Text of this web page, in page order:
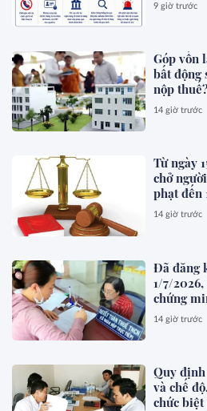
9 giờ trước
Góp vốn
bất động
nộp thuế?
14 giờ trước
Từ ngày
chở
phạt đến
14 giờ trước
Đã đăng
1/7/
chứng
14 giờ trước
Quy
và chế
chức biệt